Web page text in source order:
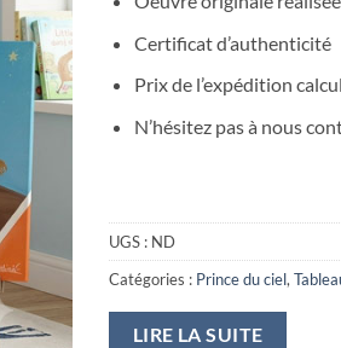
Certificat d’authenticité
Prix de l’expédition
N’hésitez pas à nous
UGS : ND
Catégories : Prince du ciel,
LIRE LA SUITE